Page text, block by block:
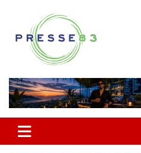
contenu
Presse 83